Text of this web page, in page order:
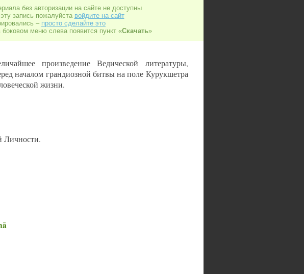
без авторизации на сайте не доступны
запись пожалуйста войдите на сайт
– просто сделайте это
боковом меню слева появится пункт «Скачать»
произведение Ведической литературы,
началом грандиозной битвы на поле Курукшетра
жизни.
Личности.